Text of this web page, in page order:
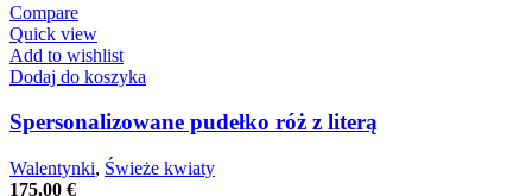
Compare
Quick view
Add to wishlist
Dodaj do koszyka
Spersonalizowane pudełko róż z literą
Walentynki, Świeże kwiaty
175.00 €